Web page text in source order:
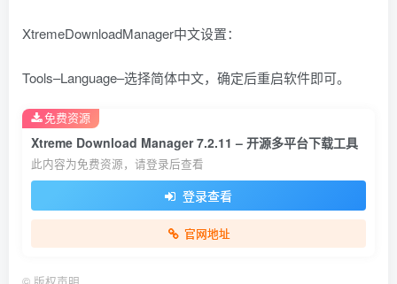
XtremeDownloadManager中文设置：
Tools–Language–选择简体中文，确定后重启软件即可。
Xtreme Download Manager 7.2.11 – 开源多平台下载工具
此内容为免费资源，请登录后查看
登录查看
官网地址
免费资源